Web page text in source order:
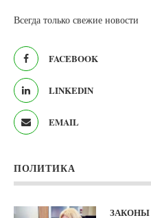
Всегда только свежие новости
FACEBOOK
LINKEDIN
EMAIL
ПОЛИТИКА